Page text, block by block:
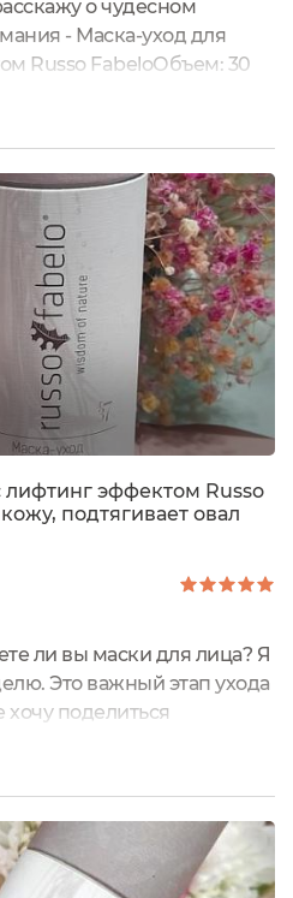
о чудесном
- Маска-уход для
Russo FabeloОбъем: 30
вас дорогие читатели!
эффектом RUSSO
пришла в стильной
комби, с признаками
лифтинг эффектом Russo
подтягивает овал
ли вы маски для лица? Я
Это важный этап ухода
поделиться
Russo
составе маски для лица с
комплексом и
упругость кожи,